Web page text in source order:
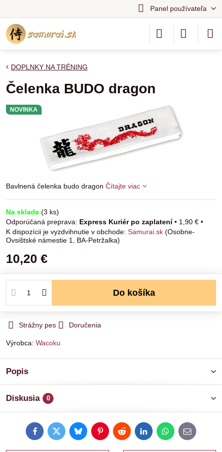
Panel používateľa
NOVINKA
DOPLNKY NA TRÉNING
Čelenka BUDO dragon
Bavlnená čelenka budo dragon Čítajte viac
Na sklade (3 ks)
Express Kuriér po zaplatení• 1,90 € •
Samurai.sk (Osobne-
Ovsištské námestie 1, BA-Petržalka)
10,20 €
Do košíka
Strážny pes Doručenia
Výrobca: Wacoku
Popis
Diskusia 0
FacebookTwitterBlueskyPinterestRedditLinkedInWhatsApp
E-
mail